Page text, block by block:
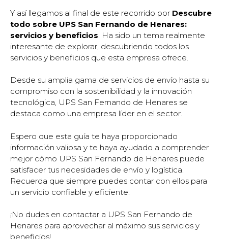
Y así llegamos al final de este recorrido por Descubre
todo sobre UPS San Fernando de Henares:
servicios y beneficios . Ha sido un tema realmente
interesante de explorar, descubriendo todos los
servicios y beneficios que esta empresa ofrece.
Desde su amplia gama de servicios de envío hasta su
compromiso con la sostenibilidad y la innovación
tecnológica, UPS San Fernando de Henares se
destaca como una empresa líder en el sector.
Espero que esta guía te haya proporcionado
información valiosa y te haya ayudado a comprender
mejor cómo UPS San Fernando de Henares puede
satisfacer tus necesidades de envío y logística.
Recuerda que siempre puedes contar con ellos para
un servicio confiable y eficiente.
¡No dudes en contactar a UPS San Fernando de
Henares para aprovechar al máximo sus servicios y
beneficios!